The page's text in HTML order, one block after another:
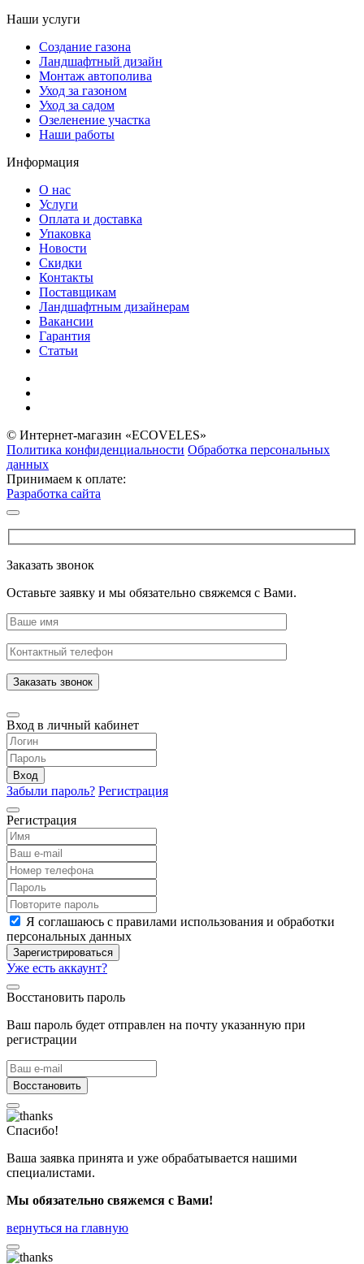
Наши услуги
Создание газона
Ландшафтный дизайн
Монтаж автополива
Уход за газоном
Уход за садом
Озеленение участка
Наши работы
Информация
О нас
Услуги
Оплата и доставка
Упаковка
Новости
Скидки
Контакты
Поставщикам
Ландшафтным дизайнерам
Вакансии
Гарантия
Статьи
© Интернет-магазин «ECOVELES»
Политика конфиденциальности Обработка персональных
данных
Принимаем к оплате:
Разработка сайта
Заказать звонок
Оставьте заявку и мы обязательно свяжемся с Вами.
Заказать звонок
Вход в личный кабинет
Вход
Забыли пароль? Регистрация
Регистрация
Я соглашаюсь с правилами использования и обработки
персональных данных
Зарегистрироваться
Уже есть аккаунт?
Восстановить пароль
Ваш пароль будет отправлен на почту указанную при
регистрации
Восстановить
Спасибо!
Ваша заявка принята и уже обрабатывается нашими
специалистами.
Мы обязательно свяжемся с Вами!
вернуться на главную